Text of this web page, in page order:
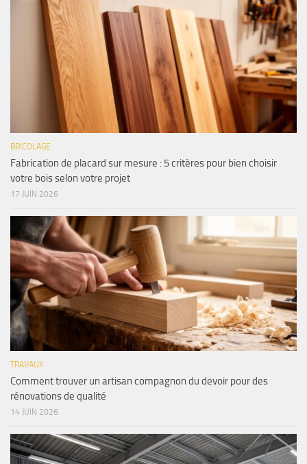
BRICOLAGE
Fabrication de placard sur mesure : 5 critères pour bien choisir
votre bois selon votre projet
17 JUIN 2026
TRAVAUX
Comment trouver un artisan compagnon du devoir pour des
rénovations de qualité
14 JUIN 2026